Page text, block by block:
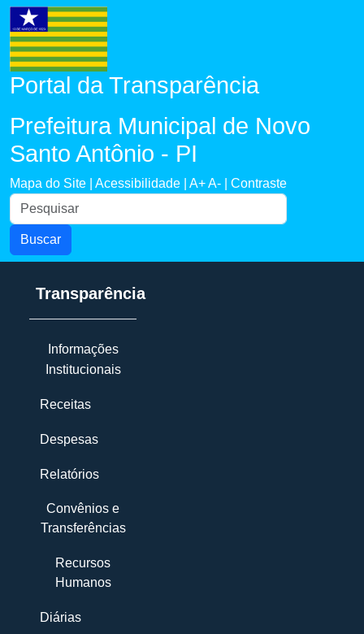
Portal da Transparência
Prefeitura Municipal de Novo
Santo Antônio - PI
Mapa do Site | Acessibilidade | A+A- | Contraste
Buscar
Transparência
Informações
Institucionais
Receitas
Despesas
Relatórios
Convênios e
Transferências
Recursos
Humanos
Diárias